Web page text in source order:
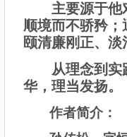
主要源于他
顺境而不骄矜
颐清廉刚正、淡
从理念到
华，理当发扬。
作者简介：